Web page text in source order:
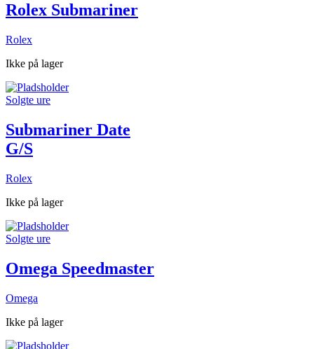
Rolex Submariner
Rolex
Ikke på lager
Solgte ure
Submariner Date
G/S
Rolex
Ikke på lager
Solgte ure
Omega Speedmaster
Omega
Ikke på lager